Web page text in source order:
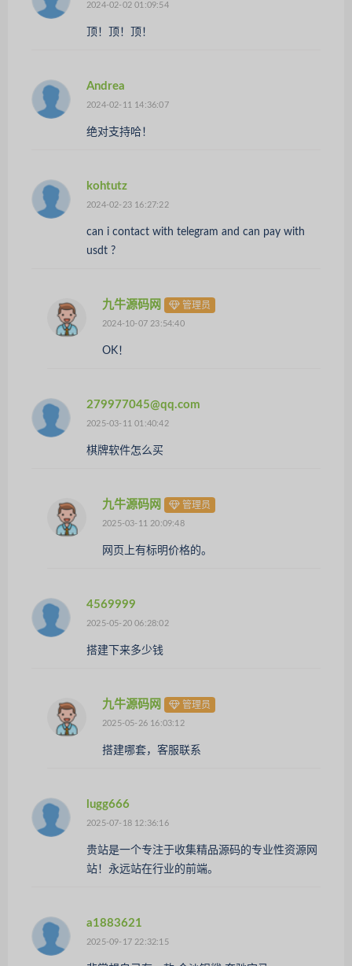
2024-02-02 01:09:54
顶！顶！顶！
Andrea
2024-02-11 14:36:07
绝对支持哈！
kohtutz
2024-02-23 16:27:22
can i contact with telegram and can pay with
usdt ?
九牛源码网 管理员
2024-10-07 23:54:40
OK！
279977045@qq.com
2025-03-11 01:40:42
棋牌软件怎么买
九牛源码网 管理员
2025-03-11 20:09:48
网页上有标明价格的。
4569999
2025-05-20 06:28:02
搭建下来多少钱
九牛源码网 管理员
2025-05-26 16:03:12
搭建哪套，客服联系
lugg666
2025-07-18 12:36:16
贵站是一个专注于收集精品源码的专业性资源网
站！永远站在行业的前端。
a1883621
2025-09-17 22:32:15